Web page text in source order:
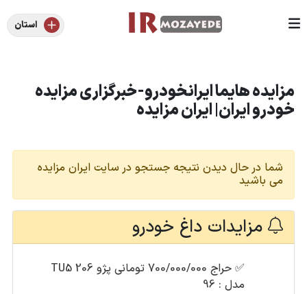
استان
مزایده هایما ایرانخودرو-خبرگزاری مزایده
خودرو ایران| ایران مزایده
شما در حال دیدن نتیجه جستجو در سایت ایران مزایده
می باشید
مزایدات داغ خودرو
✅
حراج 700/000/000 تومانی پژو 206 TU5
مدل : 96